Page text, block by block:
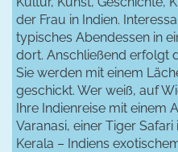
der Frau in Indien.
typisches Abendessen in
dort. Anschließend erfolgt
Sie werden mit einem
geschickt. Wer weiß, auf
Ihre Indienreise mit einem
Varanasi, einer Tiger
Kerala – Indiens